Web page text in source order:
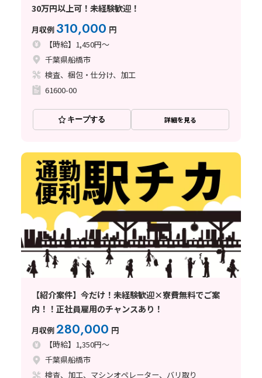
30万円以上可！未経験歓迎！
月収例 310,000 円
【時給】1,450円～
千葉県船橋市
検査、梱包・仕分け、加工
61600-00
キープする 詳細を見る
【紹介案件】今だけ！未経験歓迎×寮費無料でご案
内！！正社員雇用のチャンスあり！
月収例280,000 円
【時給】1,350円～
千葉県船橋市
検査、加工、マシンオペレーター、バリ取り